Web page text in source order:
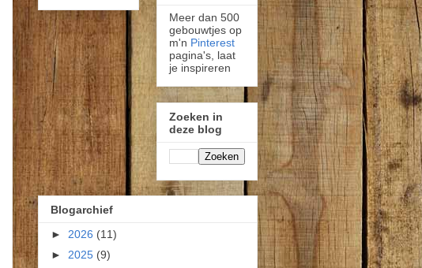
Meer dan 500
gebouwtjes op
m'n Pinterest
pagina's, laat
je inspireren
Zoeken in
deze blog
Blogarchief
► 2026 (11)
► 2025 (9)